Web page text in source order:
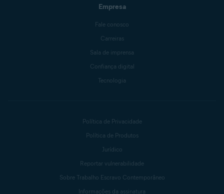
Empresa
Fale conosco
Carreiras
Sala de imprensa
Confiança digital
Tecnologia
Política de Privacidade
Política de Produtos
Jurídico
Reportar vulnerabilidade
Sobre Trabalho Escravo Contemporâneo
Informações da assinatura